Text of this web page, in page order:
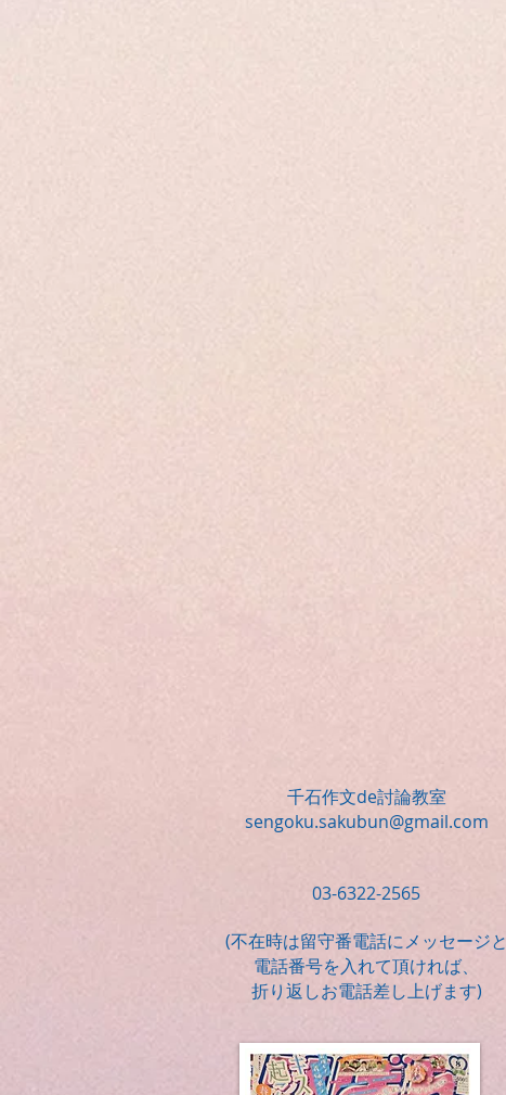
千石作文de討論教室
sengoku.sakubun@gmail.com
03-6322-2565
​(不在時は留守番電話にメッセージと
電話番号を入れて頂ければ、
折り返しお電話差し上げます)